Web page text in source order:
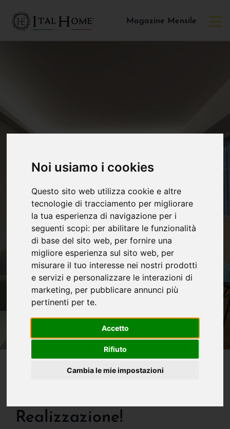
Noi usiamo i cookies
Questo sito web utilizza cookie e altre
tecnologie di tracciamento per migliorare
la tua esperienza di navigazione per i
seguenti scopi: per abilitare le funzionalità
di base del sito web, per fornire una
migliore esperienza sul sito web, per
misurare il tuo interesse nei nostri prodotti
e servizi e personalizzare le interazioni di
marketing, per pubblicare annunci più
pertinenti per te.
Accetto
Rifiuto
Cambia le mie impostazioni
Magazine Mensile
IN VENDITA
Straordinario Bilocale Di
Realizzazione!